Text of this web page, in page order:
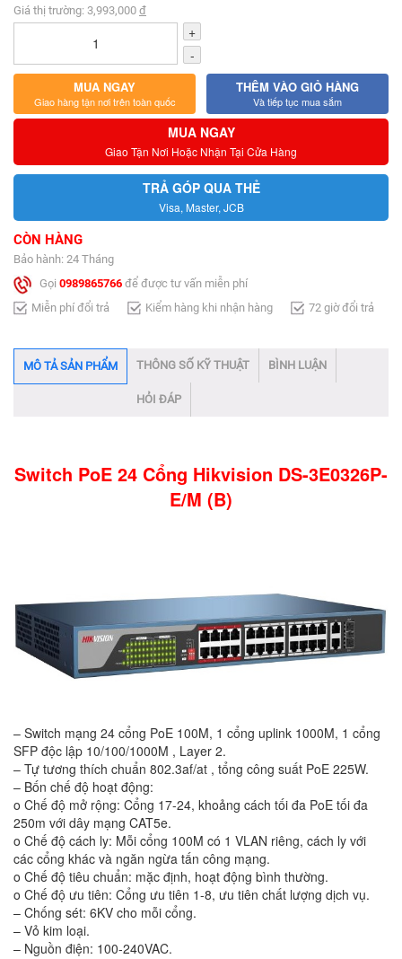
Giá thị trường: 3,993,000 đ
+
-
MUA NGAY
Giao hàng tận nơi trên toàn quốc
THÊM VÀO GIỎ HÀNG
Và tiếp tục mua sắm
MUA NGAY
Giao Tận Nơi Hoặc Nhận Tại Cửa Hàng
TRẢ GÓP QUA THẺ
Visa, Master, JCB
CÒN HÀNG
Bảo hành: 24 Tháng
Gọi 0989865766 để được tư vấn miễn phí
Miễn phí đổi trả
Kiểm hàng khi nhận hàng 72 giờ đổi trả
MÔ TẢ SẢN PHẨM THÔNG SỐ KỸ THUẬT BÌNH LUẬN
HỎI ĐÁP
Switch PoE 24 Cổng Hikvision DS-3E0326P-
E/M (B)
– Switch mạng 24 cổng PoE 100M, 1 cổng uplink 1000M, 1 cổng
SFP độc lập 10/100/1000M , Layer 2.
– Tự tương thích chuẩn 802.3af/at , tổng công suất PoE 225W.
– Bốn chế độ hoạt động:
o Chế độ mở rộng: Cổng 17-24, khoảng cách tối đa PoE tối đa
250m với dây mạng CAT5e.
o Chế độ cách ly: Mỗi cổng 100M có 1 VLAN riêng, cách ly với
các cổng khác và ngăn ngừa tấn công mạng.
o Chế độ tiêu chuẩn: mặc định, hoạt động bình thường.
o Chế độ ưu tiên: Cổng ưu tiên 1-8, ưu tiên chất lượng dịch vụ.
– Chống sét: 6KV cho mỗi cổng.
– Vỏ kim loại.
– Nguồn điện: 100-240VAC.